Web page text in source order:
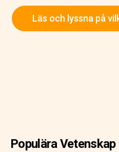
alla kontinenter förutom
grupper, vilka är honungsbin,
Läs och lyssna på
Populära